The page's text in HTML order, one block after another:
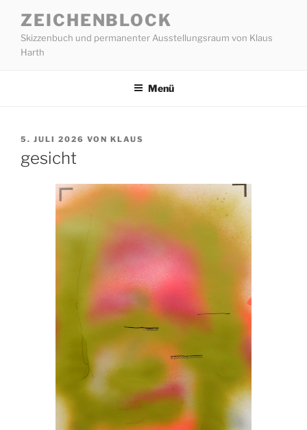
Inhalt
springen
ZEICHENBLOCK
Skizzenbuch und permanenter Ausstellungsraum von Klaus
Harth
Menü
VERÖFFENTLICHT
5. JULI 2026 VON KLAUS
gesicht